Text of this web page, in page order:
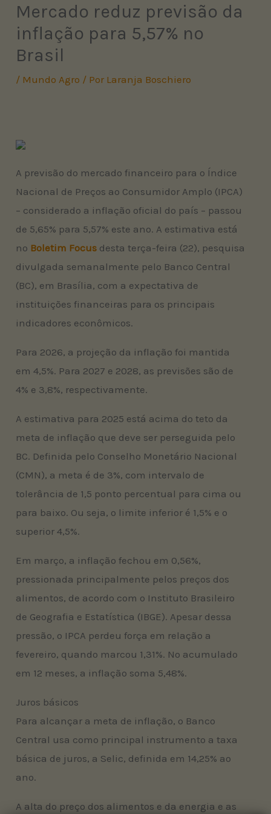
Mercado reduz previsão da
inflação para 5,57% no
Brasil
/ Mundo Agro / Por Laranja Boschiero
A previsão do mercado financeiro para o Índice
Nacional de Preços ao Consumidor Amplo (IPCA)
– considerado a inflação oficial do país – passou
de 5,65% para 5,57% este ano. A estimativa está
no Boletim Focus desta terça-feira (22), pesquisa
divulgada semanalmente pelo Banco Central
(BC), em Brasília, com a expectativa de
instituições financeiras para os principais
indicadores econômicos.
Para 2026, a projeção da inflação foi mantida
em 4,5%. Para 2027 e 2028, as previsões são de
4% e 3,8%, respectivamente.
A estimativa para 2025 está acima do teto da
meta de inflação que deve ser perseguida pelo
BC. Definida pelo Conselho Monetário Nacional
(CMN), a meta é de 3%, com intervalo de
tolerância de 1,5 ponto percentual para cima ou
para baixo. Ou seja, o limite inferior é 1,5% e o
superior 4,5%.
Em março, a inflação fechou em 0,56%,
pressionada principalmente pelos preços dos
alimentos, de acordo com o Instituto Brasileiro
de Geografia e Estatística (IBGE). Apesar dessa
pressão, o IPCA perdeu força em relação a
fevereiro, quando marcou 1,31%. No acumulado
em 12 meses, a inflação soma 5,48%.
Juros básicos
Para alcançar a meta de inflação, o Banco
Central usa como principal instrumento a taxa
básica de juros, a Selic, definida em 14,25% ao
ano.
A alta do preço dos alimentos e da energia e as